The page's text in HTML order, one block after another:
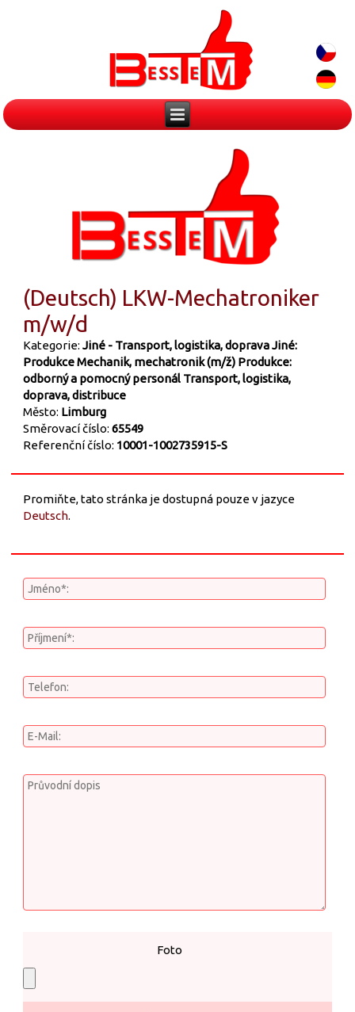
(Deutsch) LKW-Mechatroniker
m/w/d
Kategorie:Jiné - Transport, logistika, dopravaJiné:
ProdukceMechanik, mechatronik (m/ž) Produkce:
odborný a pomocný personál Transport, logistika,
doprava, distribuce
Město: Limburg
Směrovací číslo:65549
Referenční číslo: 10001-1002735915-S
Promiňte, tato stránka je dostupná pouze v jazyce
Deutsch.
Foto